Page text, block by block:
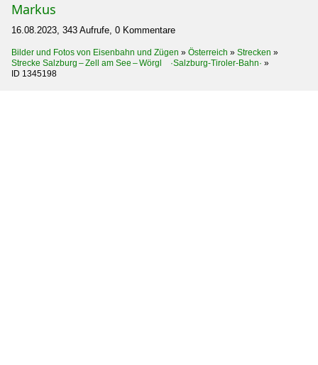
Markus
16.08.2023, 343 Aufrufe, 0 Kommentare
Bilder und Fotos von Eisenbahn und Zügen » Österreich » Strecken »
Strecke Salzburg – Zell am See – Wörgl ·Salzburg-Tiroler-Bahn· »
ID 1345198